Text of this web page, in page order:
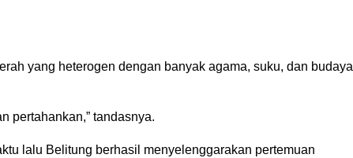
yang heterogen dengan banyak agama, suku, dan budaya
pertahankan,” tandasnya.
lalu Belitung berhasil menyelenggarakan pertemuan